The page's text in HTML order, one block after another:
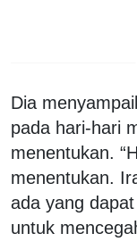
Dia
pada hari-hari
menentukan.
menentukan.
ada yang
untuk